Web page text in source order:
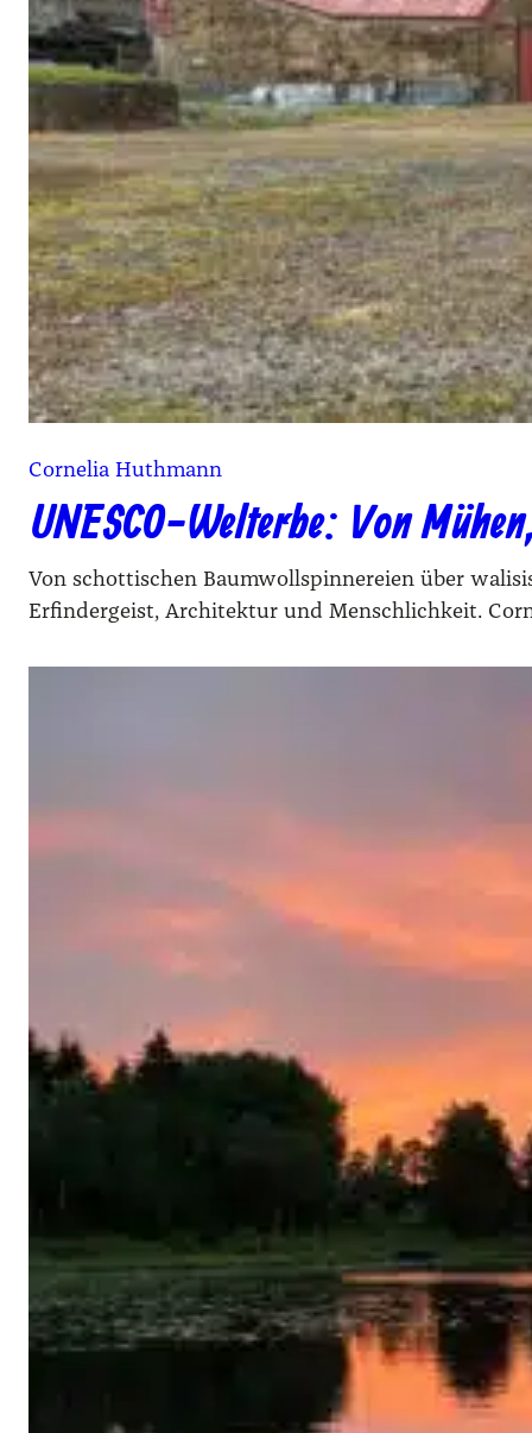
Cornelia Huthmann
UNESCO-Welterbe: Von
Von schottischen Baumwollspinnereien über
Erfindergeist, Architektur und Menschlichkeit.